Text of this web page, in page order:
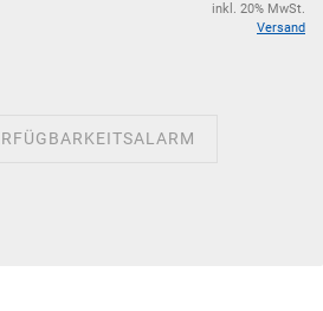
inkl. 20% MwSt.
Versand